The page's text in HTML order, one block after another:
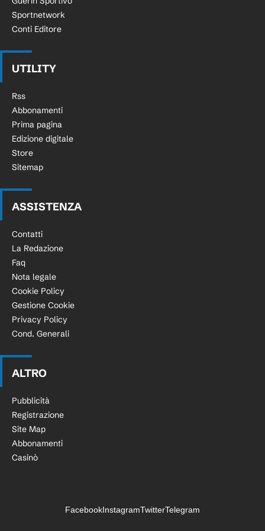
Sportnetwork
Conti Editore
UTILITY
Rss
Abbonamenti
Prima pagina
Edizione digitale
Store
Sitemap
ASSISTENZA
Contatti
La Redazione
Faq
Nota legale
Cookie Policy
Gestione Cookie
Privacy Policy
Cond. Generali
ALTRO
Pubblicità
Registrazione
Site Map
Abbonamenti
Casinò
FacebookInstagramTwitterTelegram